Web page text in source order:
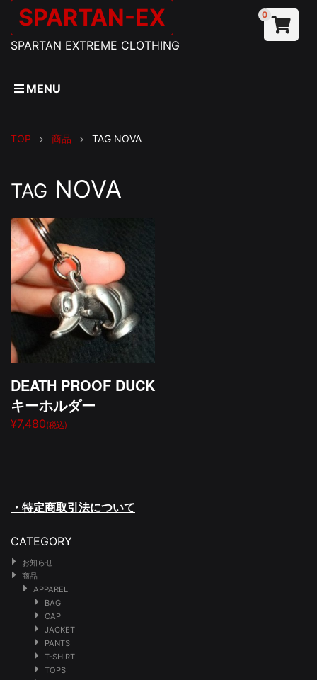
SPARTAN-EX
SPARTAN EXTREME CLOTHING
0
MENU
TOP 商品 TAG NOVA
TAG NOVA
DEATH PROOF DUCK
キーホルダー
¥7,480(税込)
・特定商取引法について
CATEGORY
お知らせ
商品
APPAREL
BAG
CAP
JACKET
PANTS
T-SHIRT
TOPS